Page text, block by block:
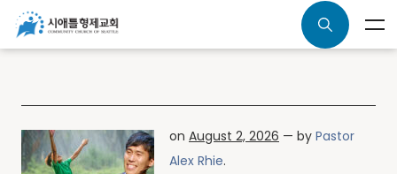
on August 2, 2026 — by Pastor
Alex Rhie.